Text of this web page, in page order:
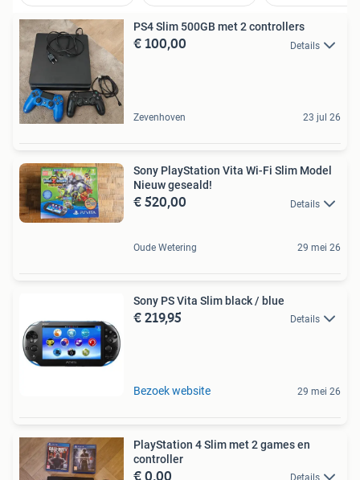
PS4 Slim 500GB met 2 controllers
€ 100,00 Details
Zevenhoven 23 jul 26
Sony PlayStation Vita Wi-Fi Slim Model
Nieuw geseald!
€ 520,00 Details
Oude Wetering 29 mei 26
Sony PS Vita Slim black / blue
€ 219,95 Details
Bezoek website 29 mei 26
PlayStation 4 Slim met 2 games en
controller
€ 0,00 Details